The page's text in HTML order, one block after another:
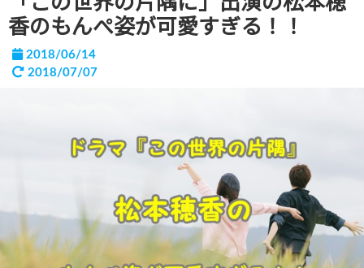
香のもんぺ姿が可愛すぎる！！
2018/06/14
2018/07/07